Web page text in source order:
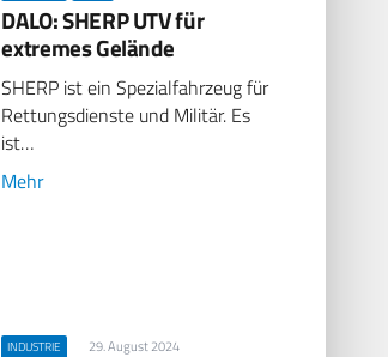
DALO: SHERP UTV für
extremes Gelände
SHERP ist ein Spezialfahrzeug für
Rettungsdienste und Militär. Es
ist…
Mehr
INDUSTRIE 29. August 2024